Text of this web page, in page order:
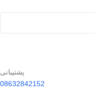
پشتیبانی
08632842152